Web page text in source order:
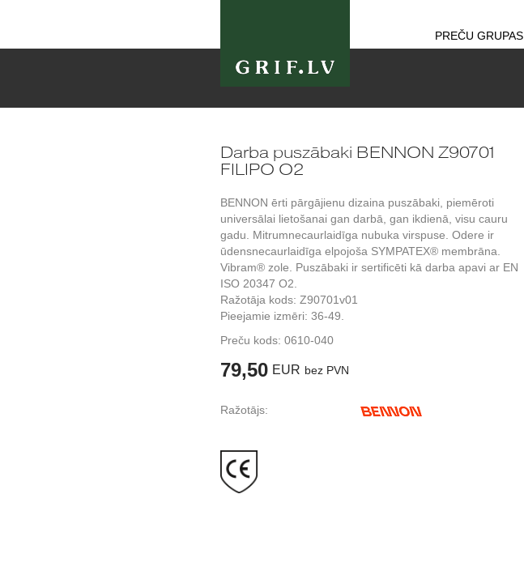
PREČU GRUPAS
Darba puszābaki BENNON Z90701
FILIPO O2
BENNON ērti pārgājienu dizaina puszābaki, piemēroti
universālai lietošanai gan darbā, gan ikdienā, visu cauru
gadu. Mitrumnecaurlaidīga nubuka virspuse. Odere ir
ūdensnecaurlaidīga elpojoša SYMPATEX® membrāna.
Vibram® zole. Puszābaki ir sertificēti kā darba apavi ar EN
ISO 20347 O2.
Ražotāja kods: Z90701v01
Pieejamie izmēri: 36-49.
Preču kods: 0610-040
79,50 EUR bez PVN
Ražotājs: